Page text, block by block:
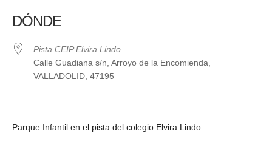
DÓNDE
Pista CEIP Elvira Lindo
Calle Guadiana s/n, Arroyo de la Encomienda,
VALLADOLID, 47195
Parque Infantil en el pista del colegio Elvira Lindo